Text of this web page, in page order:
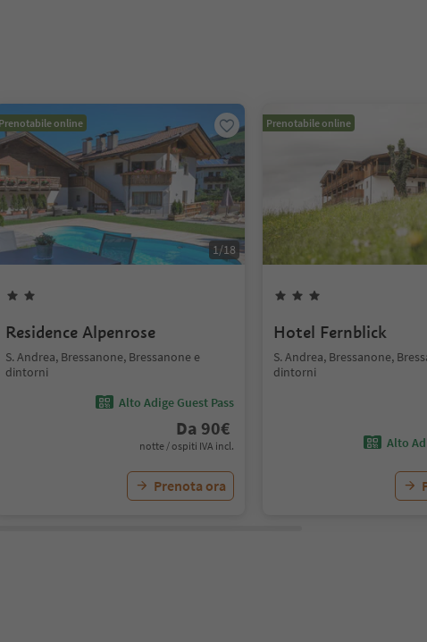
Prenotabile online
1/18
Residence Alpenrose
S. Andrea, Bressanone, Bressanone e
dintorni
Alto Adige Guest Pass
Da 90€
notte / ospiti IVA incl.
Prenota ora
Prenotabile online
Hotel Fernblick
S. Andrea, Bressanone,
dintorni
Alto